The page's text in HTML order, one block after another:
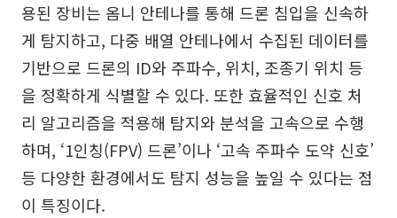
용된 장비는 옴니 안테나를 통해 드론 침입을 신속하
게 탐지하고, 다중 배열 안테나에서 수집된 데이터를
기반으로 드론의 ID와 주파수, 위치, 조종기 위치 등
을 정확하게 식별할 수 있다. 또한 효율적인 신호 처
리 알고리즘을 적용해 탐지와 분석을 고속으로 수행
하며, ‘1인칭(FPV) 드론’이나 ‘고속 주파수 도약 신호’
등 다양한 환경에서도 탐지 성능을 높일 수 있다는 점
이 특징이다.